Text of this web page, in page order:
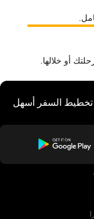
أو خلالها.
تخطيط السفر أسهل